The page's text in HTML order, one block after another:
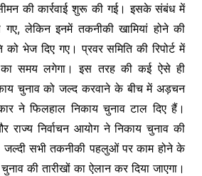
की कार्रवाई शुरू की गई। इसके संबंध में
लेकिन इनमें तकनीकी खामियां होने की
भेज दिए गए। प्रवर समिति की रिपोर्ट में
समय लगेगा। इस तरह की कई ऐसे ही
चुनाव को जल्द करवाने के बीच में अड़चन
ने फिलहाल निकाय चुनाव टाल दिए हैं।
राज्य निर्वाचन आयोग ने निकाय चुनाव की
जल्दी सभी तकनीकी पहलुओं पर काम होने के
चुनाव की तारीखों का ऐलान कर दिया जाएगा।